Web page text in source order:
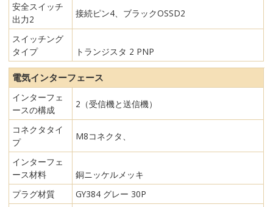
安全スイッチ
出力2
接続ピン4、ブラックOSSD2
スイッチング
タイプ
トランジスタ 2 PNP
電気インターフェース
インターフェ
ースの構成
2（受信機と送信機）
コネクタタイ
プ
M8コネクタ、
インターフェ
ース材料
銅ニッケルメッキ
プラグ材質
GY384 グレー 30P